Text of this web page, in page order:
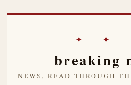
✦ ✦
breaking
NEWS, READ THROUGH